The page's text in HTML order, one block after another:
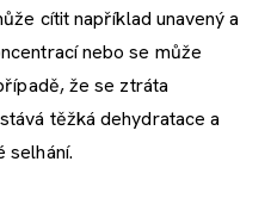
cítit například unavený a
nebo se může
že se ztráta
těžká dehydratace a
selhání.